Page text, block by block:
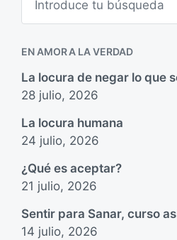
r
EN AMOR A LA VERDAD
La locura de negar lo que
28 julio, 2026
La locura humana
24 julio, 2026
¿Qué es aceptar?
21 julio, 2026
Sentir para Sanar, curso
14 julio, 2026